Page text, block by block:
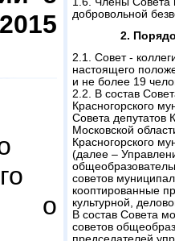
о
добровольной
2.
2.1. Совет -
настоящего
и не более 19
2.2. В состав
Красногорского
Совета депутатов
Московской
Красногорского
(далее –
советов
кооптированные
культурной,
В состав Совета
советов